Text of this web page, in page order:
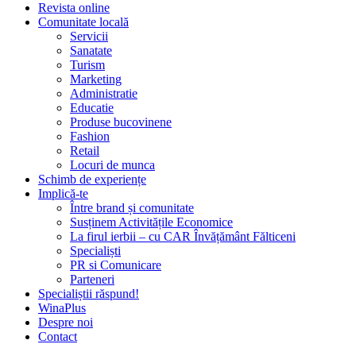
Revista online
Comunitate locală
Servicii
Sanatate
Turism
Marketing
Administratie
Educatie
Produse bucovinene
Fashion
Retail
Locuri de munca
Schimb de experiențe
Implică-te
Între brand și comunitate
Susținem Activitățile Economice
La firul ierbii – cu CAR Învățământ Fălticeni
Specialiști
PR si Comunicare
Parteneri
Specialiștii răspund!
WinaPlus
Despre noi
Contact